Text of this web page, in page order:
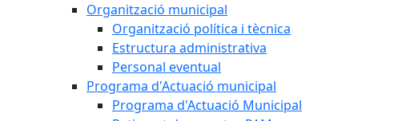
Organització municipal
Organització política i tècnica
Estructura administrativa
Personal eventual
Programa d'Actuació municipal
Programa d'Actuació Municipal